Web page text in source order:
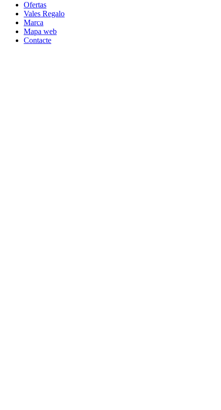
Ofertas
Vales Regalo
Marca
Mapa web
Contacte